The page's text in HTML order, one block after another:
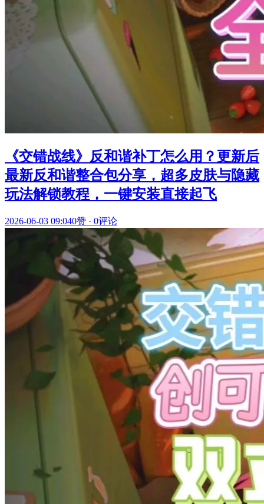
《交错战线》反和谐补丁怎么用？更新后
最新反和谐整合包分享，超多皮肤与隐藏
玩法解锁教程，一键安装直接起飞
2026-06-03 09:040赞 · 0评论